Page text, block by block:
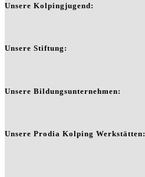
Unsere Kolpingjugend:
Unsere Stiftung:
Unsere Bildungsunternehmen:
Unsere Prodia Kolping Werkstätten: